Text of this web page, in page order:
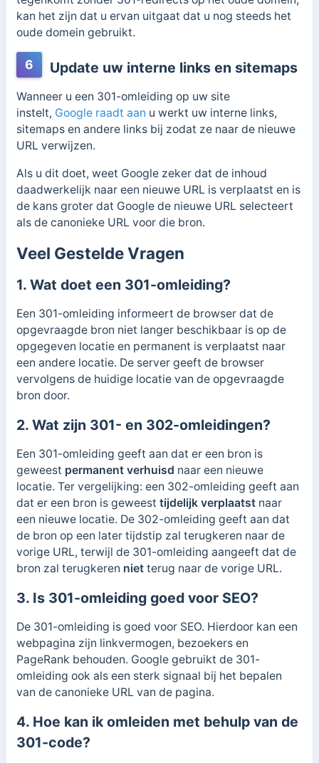
kan het zijn dat u ervan uitgaat dat u nog steeds het
oude domein gebruikt.
6 Update uw interne links en sitemaps
Wanneer u een 301-omleiding op uw site
instelt, Google raadt aan u werkt uw interne links,
sitemaps en andere links bij zodat ze naar de nieuwe
URL verwijzen.
Als u dit doet, weet Google zeker dat de inhoud
daadwerkelijk naar een nieuwe URL is verplaatst en is
de kans groter dat Google de nieuwe URL selecteert
als de canonieke URL voor die bron.
Veel Gestelde Vragen
1. Wat doet een 301-omleiding?
Een 301-omleiding informeert de browser dat de
opgevraagde bron niet langer beschikbaar is op de
opgegeven locatie en permanent is verplaatst naar
een andere locatie. De server geeft de browser
vervolgens de huidige locatie van de opgevraagde
bron door.
2. Wat zijn 301- en 302-omleidingen?
Een 301-omleiding geeft aan dat er een bron is
geweest permanent verhuisd naar een nieuwe
locatie. Ter vergelijking: een 302-omleiding geeft aan
dat er een bron is geweest tijdelijk verplaatstnaar
een nieuwe locatie. De 302-omleiding geeft aan dat
de bron op een later tijdstip zal terugkeren naar de
vorige URL, terwijl de 301-omleiding aangeeft dat de
bron zal terugkeren nietterug naar de vorige URL.
3. Is 301-omleiding goed voor SEO?
De 301-omleiding is goed voor SEO. Hierdoor kan een
webpagina zijn linkvermogen, bezoekers en
PageRank behouden. Google gebruikt de 301-
omleiding ook als een sterk signaal bij het bepalen
van de canonieke URL van de pagina.
4. Hoe kan ik omleiden met behulp van de
301-code?